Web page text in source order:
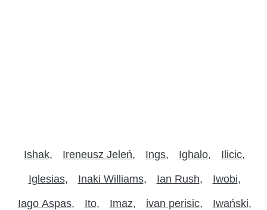
Ishak Ireneusz Jeleń Ings Ighalo Ilicic
Iglesias Inaki Williams Ian Rush Iwobi
Iago Aspas Ito Imaz ivan perisic Iwański